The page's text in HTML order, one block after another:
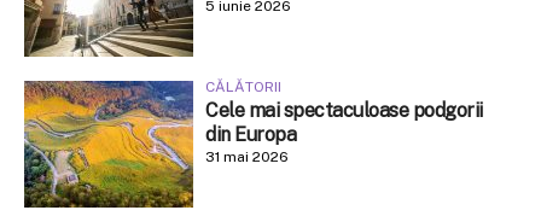
5 iunie 2026
CĂLĂTORII
Cele mai spectaculoase podgorii
din Europa
31 mai 2026